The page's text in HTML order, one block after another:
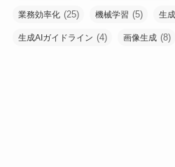
業務効率化 (25) 機械学習 (5) 生
生成AIガイドライン (4) 画像生成 (8)